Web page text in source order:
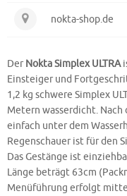
nokta-shop.de
Der Nokta Simplex ULTRA
Einsteiger und
1,2 kg schwere Simplex
Metern wasserdicht.
einfach unter dem
Regenschauer ist für den
Das Gestänge ist
Länge beträgt 63cm
Menüführung erfolgt